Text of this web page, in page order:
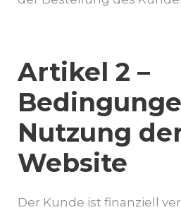
Artikel 2 –
Nutzung
Website
Der Kunde ist finanziell